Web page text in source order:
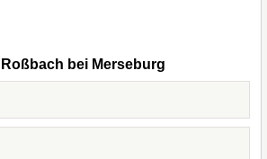
bei Merseburg